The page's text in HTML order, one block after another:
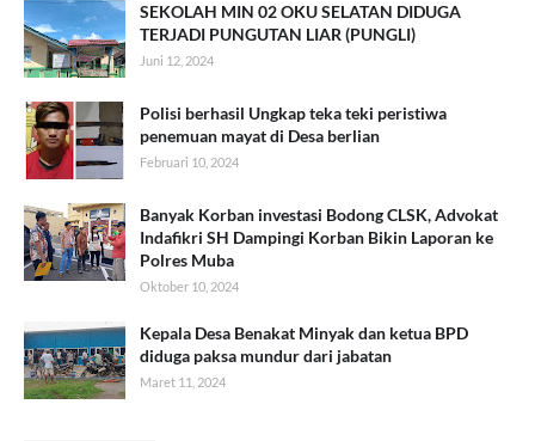
SEKOLAH MIN 02 OKU SELATAN DIDUGA
TERJADI PUNGUTAN LIAR (PUNGLI)
Juni 12, 2024
Polisi berhasil Ungkap teka teki peristiwa
penemuan mayat di Desa berlian
Februari 10, 2024
Banyak Korban investasi Bodong CLSK, Advokat
Indafikri SH Dampingi Korban Bikin Laporan ke
Polres Muba
Oktober 10, 2024
Kepala Desa Benakat Minyak dan ketua BPD
diduga paksa mundur dari jabatan
Maret 11, 2024